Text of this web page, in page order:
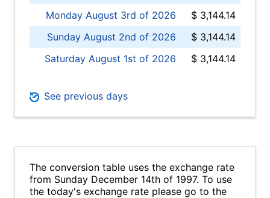
Monday August 3rd of 2026
$ 3,144.14
Sunday August 2nd of 2026
$ 3,144.14
Saturday August 1st of 2026
$ 3,144.14
See previous days
The conversion table uses the exchange rate
from Sunday December 14th of 1997. To use
the today's exchange rate please go to the